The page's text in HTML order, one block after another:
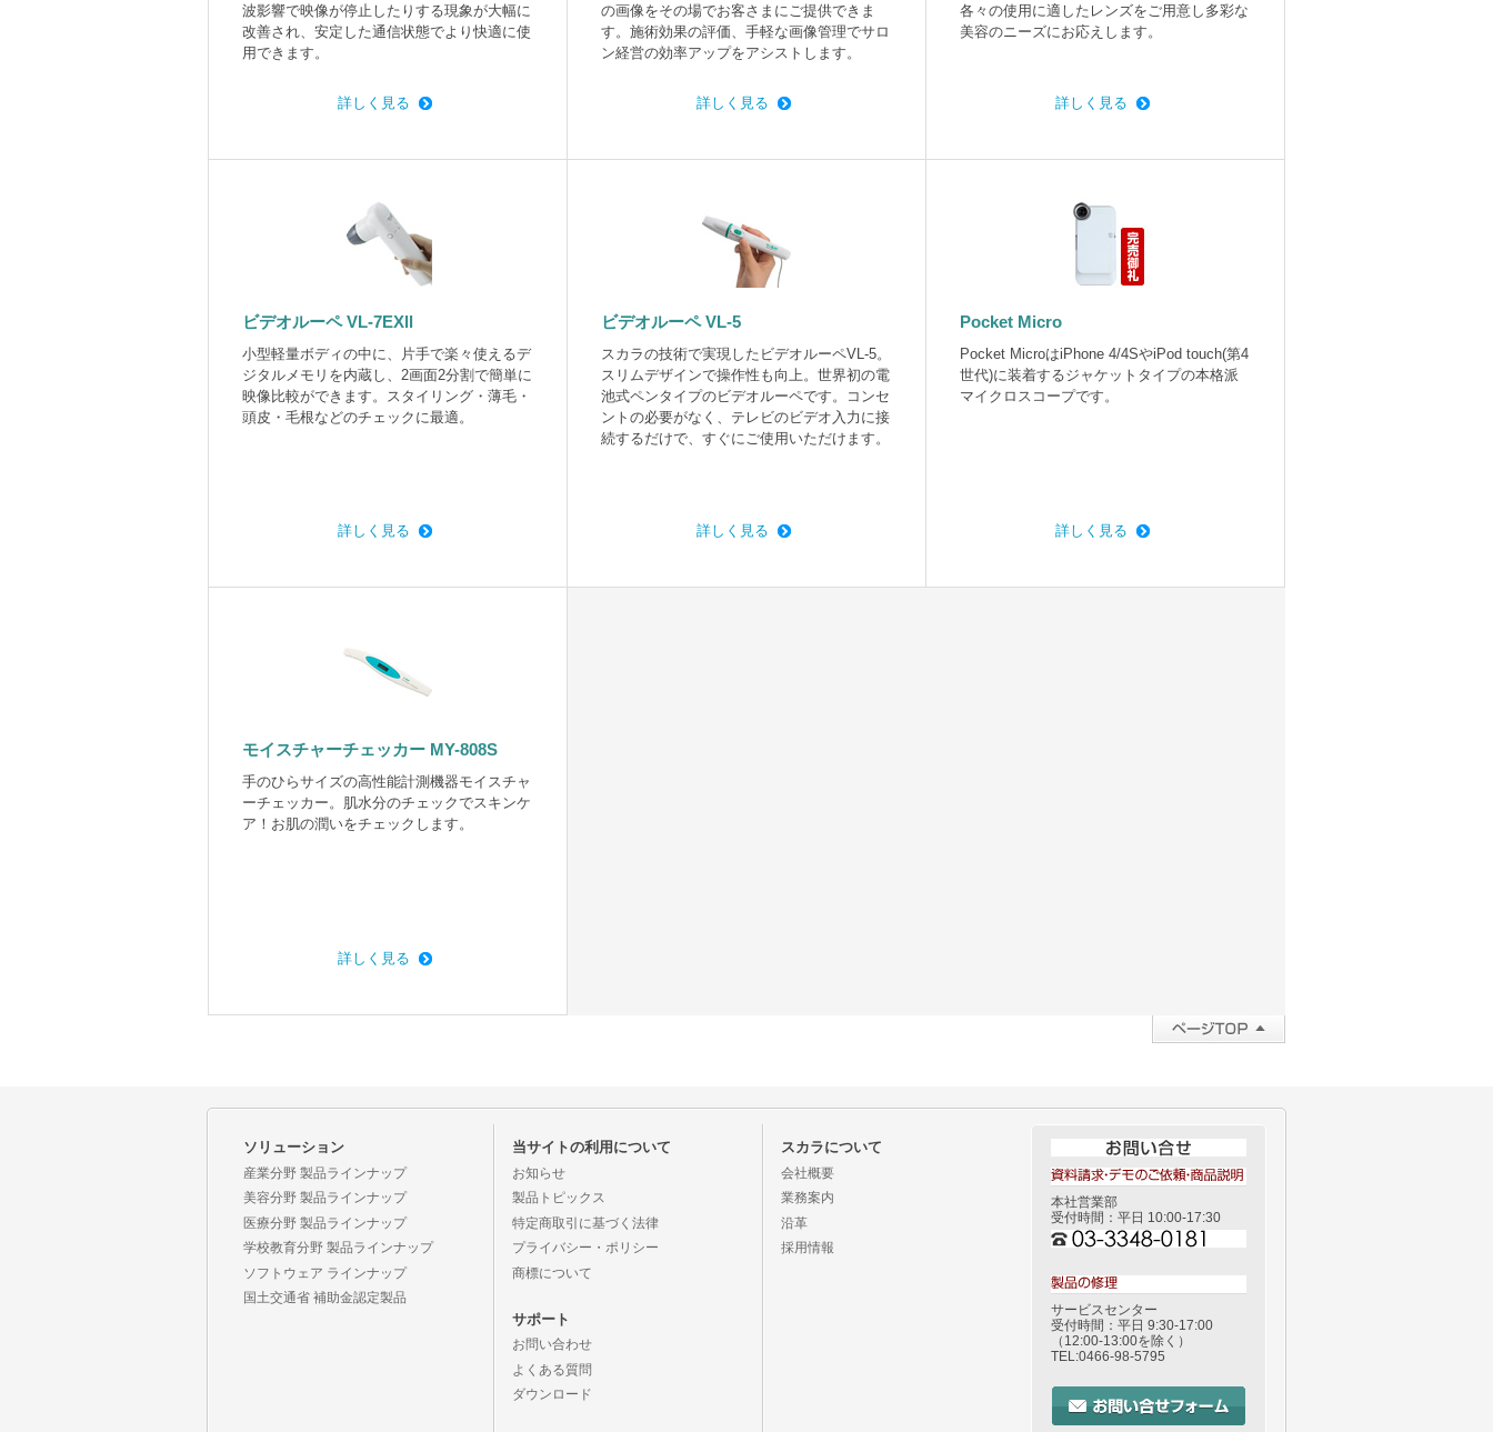
波影響で映像が停止したりする現象が大幅に
改善され、安定した通信状態でより快適に使
用できます。
詳しく見る
の画像をその場でお客さまにご提供できま
す。施術効果の評価、手軽な画像管理でサロ
ン経営の効率アップをアシストします。
詳しく見る
各々の使用に適したレンズをご用意し多彩な
美容のニーズにお応えします。
詳しく見る
ビデオルーペ VL-7EXll
小型軽量ボディの中に、片手で楽々使えるデ
ジタルメモリを内蔵し、2画面2分割で簡単に
映像比較ができます。スタイリング・薄毛・
頭皮・毛根などのチェックに最適。
詳しく見る
ビデオルーペ VL-5
スカラの技術で実現したビデオルーペVL-5。
スリムデザインで操作性も向上。世界初の電
池式ペンタイプのビデオルーペです。コンセ
ントの必要がなく、テレビのビデオ入力に接
続するだけで、すぐにご使用いただけます。
詳しく見る
Pocket Micro
Pocket MicroはiPhone 4/4SやiPod touch(第4
世代)に装着するジャケットタイプの本格派
マイクロスコープです。
詳しく見る
モイスチャーチェッカー MY-808S
手のひらサイズの高性能計測機器モイスチャ
ーチェッカー。肌水分のチェックでスキンケ
ア！お肌の潤いをチェックします。
詳しく見る
ソリューション
産業分野 製品ラインナップ
美容分野 製品ラインナップ
医療分野 製品ラインナップ
学校教育分野 製品ラインナップ
ソフトウェア ラインナップ
国土交通省 補助金認定製品
当サイトの利用について
お知らせ
製品トピックス
特定商取引に基づく法律
プライバシー・ポリシー
商標について
サポート
お問い合わせ
よくある質問
ダウンロード
スカラについて
会社概要
業務案内
沿革
採用情報
本社営業部
受付時間：平日 10:00-17:30
サービスセンター
受付時間：平日 9:30-17:00
（12:00-13:00を除く）
TEL:0466-98-5795